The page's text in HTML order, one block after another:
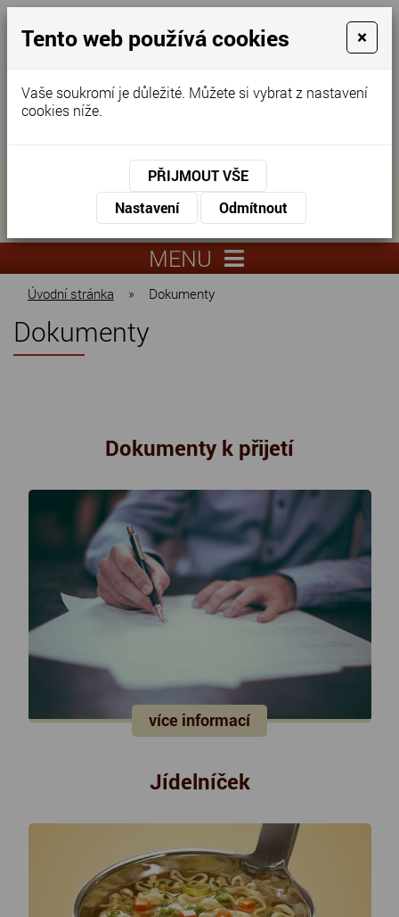
prohlídka
KONTAKTUJTE NÁS
KONTAKTUJTE NÁS
551
lysa.cz
MENU
Úvodní stránka » Dokumenty
Dokumenty
Dokumenty k přijetí
více informací
Jídelníček
Tento web používá cookies ×
Vaše soukromí je důležité. Můžete si vybrat z nastavení
cookies níže.
PŘIJMOUT VŠE
Nastavení
Odmítnout